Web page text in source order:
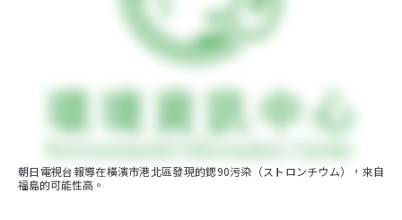
朝日電視台報導在橫濱市港北區發現的鍶90污染（ストロンチウム），來自
福島的可能性高。